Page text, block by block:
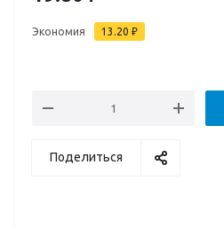
Экономия 13.20 ₽
Поделиться